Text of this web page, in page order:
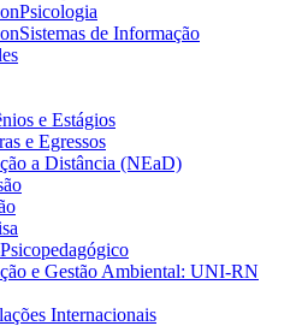
Psicologia
Sistemas de Informação
e Estágios
e Egressos
a Distância (NEaD)
e Gestão Ambiental: UNI-RN
Internacionais